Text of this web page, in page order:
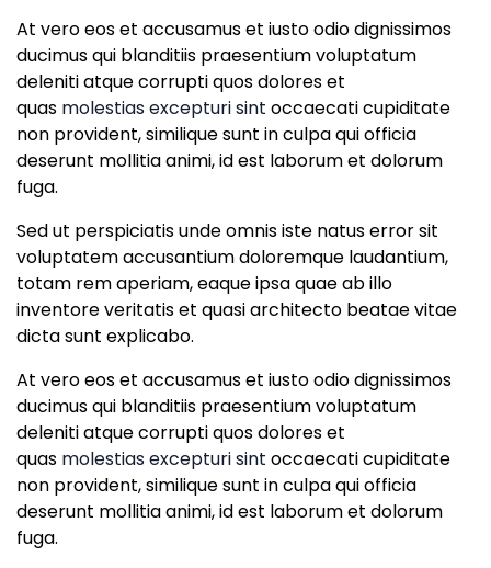
At vero eos et accusamus et iusto odio dignissimos
ducimus qui blanditiis praesentium voluptatum
deleniti atque corrupti quos dolores et
quas molestias excepturi sint occaecati cupiditate
non provident, similique sunt in culpa qui officia
deserunt mollitia animi, id est laborum et dolorum
fuga.
Sed ut perspiciatis unde omnis iste natus error sit
voluptatem accusantium doloremque laudantium,
totam rem aperiam, eaque ipsa quae ab illo
inventore veritatis et quasi architecto beatae vitae
dicta sunt explicabo.
At vero eos et accusamus et iusto odio dignissimos
ducimus qui blanditiis praesentium voluptatum
deleniti atque corrupti quos dolores et
quas molestias excepturi sint occaecati cupiditate
non provident, similique sunt in culpa qui officia
deserunt mollitia animi, id est laborum et dolorum
fuga.